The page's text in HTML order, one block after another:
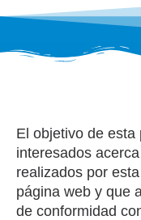
El objetivo de
interesados
realizados por
página web y que
de conformidad